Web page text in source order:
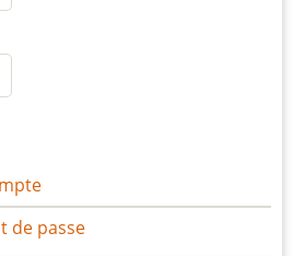
de passe